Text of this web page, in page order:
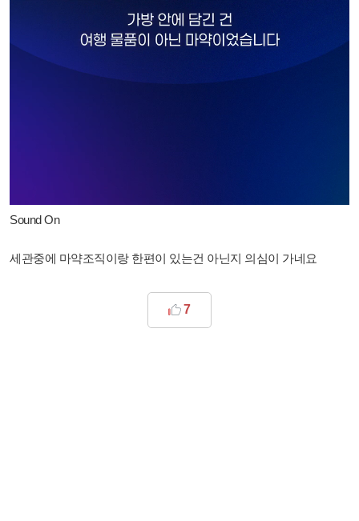
Sound On
세관중에 마약조직이랑 한편이 있는건 아닌지 의심이 가네요
7